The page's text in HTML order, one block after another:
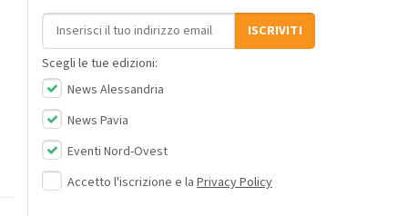
Indirizzo email
ISCRIVITI
Scegli le tue edizioni:
News Alessandria
News Pavia
Eventi Nord-Ovest
Accetto l'iscrizione e la Privacy Policy